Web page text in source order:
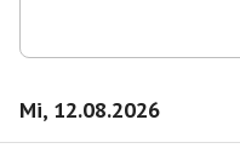
Mi, 12.08.2026